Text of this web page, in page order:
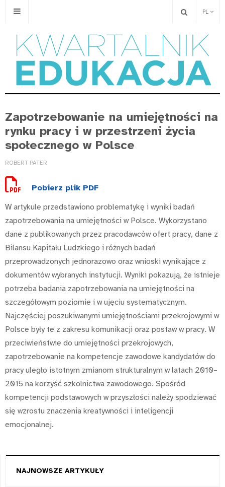
PL
Zapotrzebowanie na umiejętności na
rynku pracy i w przestrzeni życia
społecznego w Polsce
ROBERT PATER
Pobierz plik PDF
W artykule przedstawiono problematykę i wyniki badań
zapotrzebowania na umiejętności w Polsce. Wykorzystano
dane z publikowanych przez pracodawców ofert pracy, dane z
Bilansu Kapitału Ludzkiego i różnych badań
przeprowadzonych jednorazowo oraz wnioski wynikające z
dokumentów wybranych instytucji. Wyniki pokazują, że istnieje
potrzeba badania zapotrzebowania na umiejętności na
szczegółowym poziomie i w ujęciu systematycznym.
Najczęściej poszukiwanymi umiejętnościami przekrojowymi w
Polsce były te z zakresu komunikacji oraz postaw w pracy. W
przeciwieństwie do umiejętności przekrojowych,
zapotrzebowanie na kompetencje zawodowe kandydatów do
pracy uległo istotnym zmianom strukturalnym w latach 2010–
2015 na korzyść szkolnictwa zawodowego. Spośród
kompetencji podstawowych w przyszłości należy spodziewać
się wzrostu znaczenia kreatywności i inteligencji
emocjonalnej.
NAJNOWSZE ARTYKUŁY